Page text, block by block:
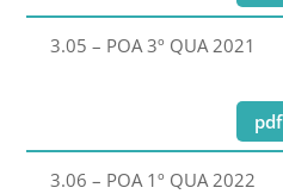
3.05 – POA 3º QUA 2021
pdf
3.06 – POA 1º QUA 2022